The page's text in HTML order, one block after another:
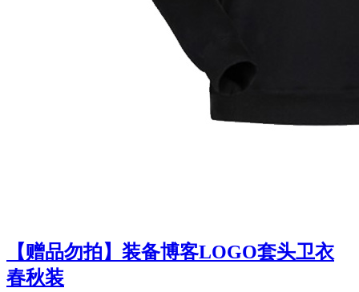
【赠品勿拍】装备博客LOGO套头卫衣
春秋装